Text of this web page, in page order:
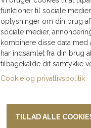
funktioner til sociale
oplysninger om din brug
sociale medier,
kombinere disse data
har indsamlet fra din brug
tilbagekalde dit samtykke
Cookie og privatlivspolitik
TILLAD ALLE
hvilket sikrer
kistepynt som en
den enkelte